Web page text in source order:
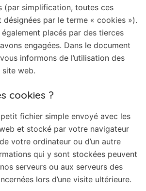
(par simplification, toutes ces
par le terme « cookies »).
placés par des tierces
engagées. Dans le document
informons de l’utilisation des
web.
cookies ?
fichier simple envoyé avec les
et stocké par votre navigateur
votre ordinateur ou d’un autre
qui y sont stockées peuvent
serveurs ou aux serveurs des
lors d’une visite ultérieure.